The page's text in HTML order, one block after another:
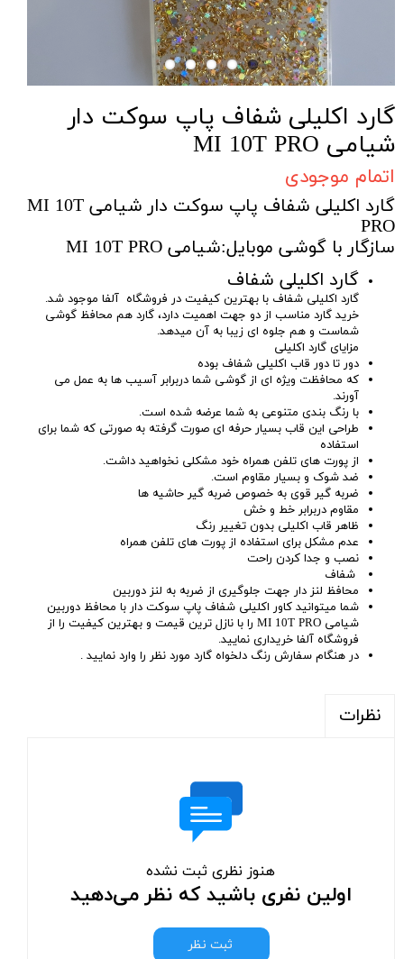
گارد اکلیلی شفاف پاپ سوکت دار
شیامی MI 10T PRO
اتمام موجودی
گارد اکلیلی شفاف پاپ سوکت دار شیامی MI 10T
PRO
سازگار با گوشی موبایل:شیامی MI 10T PRO
گارد اکلیلی شفاف
گارد اکلیلی شفاف با بهترین کیفیت در فروشگاه آلفا موجود شد.
خرید گارد مناسب از دو جهت اهمیت دارد، گارد هم محافظ گوشی
شماست و هم جلوه ای زیبا به آن میدهد.
مزایای گارد اکلیلی
دور تا دور قاب اکلیلی شفاف بوده
که محافظت ویژه ای از گوشی شما دربرابر آسیب ها به عمل می
آورند.
با رنگ بندی متنوعی به شما عرضه شده است.
طراحی این قاب بسیار حرفه ای صورت گرفته به صورتی که شما برای
استفاده
از پورت های تلفن همراه خود مشکلی نخواهید داشت.
ضد شوک و بسیار مقاوم است.
ضربه گیر قوی به خصوص ضربه گیر حاشیه ها
مقاوم دربرابر خط و خش
ظاهر قاب اکلیلی بدون تغییر رنگ
عدم مشکل برای استفاده از پورت های تلفن همراه
نصب و جدا کردن راحت
شفاف
محافظ لنز دار جهت جلوگیری از ضربه به لنز دوربین
شما میتوانید کاور اکلیلی شفاف پاپ سوکت دار با محافظ دوربین
شیامی MI 10T PRO را با نازل ترین قیمت و بهترین کیفیت را از
فروشگاه آلفا خریداری نمایید.
در هنگام سفارش رنگ دلخواه گارد مورد نظر را وارد نمایید .
نظرات
هنوز نظری ثبت نشده
اولین نفری باشید که نظر می‌دهید
ثبت نظر